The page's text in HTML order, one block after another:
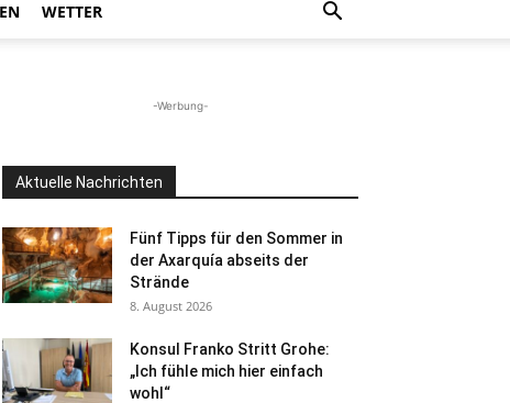
WETTER
-Werbung-
Aktuelle Nachrichten
Fünf Tipps für den Sommer in
der Axarquía abseits der
Strände
8. August 2026
Konsul Franko Stritt Grohe:
„Ich fühle mich hier einfach
wohl“